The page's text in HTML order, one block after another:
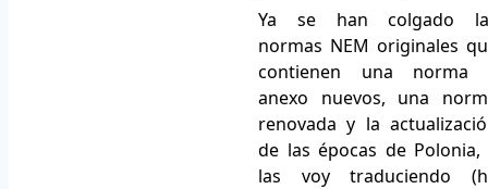
Ya se han colgado
normas NEM originales
contienen una norma
anexo nuevos, una
renovada y la
de las épocas de Polonia,
las voy traduciendo